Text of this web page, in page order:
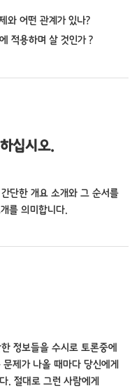
와 어떤 관계가 있나?
적용하며 살 것인가 ?
십시오.
단한 개요 소개와 그 순서를
를 의미합니다.
정보들을 수시로 토론중에
제가 나올 때마다 당신에게
. 절대로 그런 사람에게